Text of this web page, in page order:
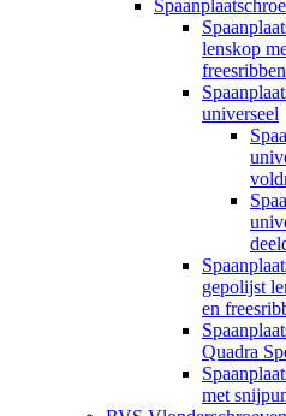
lenskop
freesribben
universeel
gepolijst
en
Quadra
met